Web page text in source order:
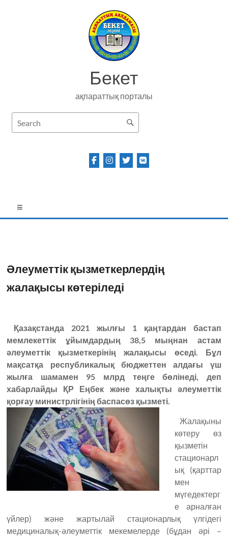
Бекет
ақпараттық порталы
Әлеуметтік қызметкерлердің
жалақысы көтеріледі
Қазақстанда 2021 жылғы 1 қаңтардан бастап
мемлекеттік ұйымдардың 38,5 мыңнан астам
әлеуметтік қызметкерінің жалақысы өседі. Бұл
мақсатқа республикалық бюджеттен алдағы үш
жылға шамамен 95 млрд теңге бөлінеді, деп
хабарлайды ҚР Еңбек және халықты әлеуметтік
қорғау министрлігінің баспасөз қызметі.
Жалақыны
көтеру өз
қызметін
стационарл
ық (қарттар
мен
мүгедектерг
е арналған
үйлер) және жартылай стационарлық үлгідегі
медициналық-әлеуметтік мекемелерде (бұдан әрі –